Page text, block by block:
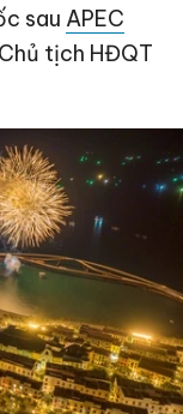
sau APEC
tịch HĐQT